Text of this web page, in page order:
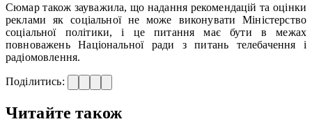
Сюмар також зауважила, що надання рекомендацій та оцінки
реклами як соціальної не може виконувати Міністерство
соціальної політики, і це питання має бути в межах
повноважень Національної ради з питань телебачення і
радіомовлення.
Поділитись:
Читайте також